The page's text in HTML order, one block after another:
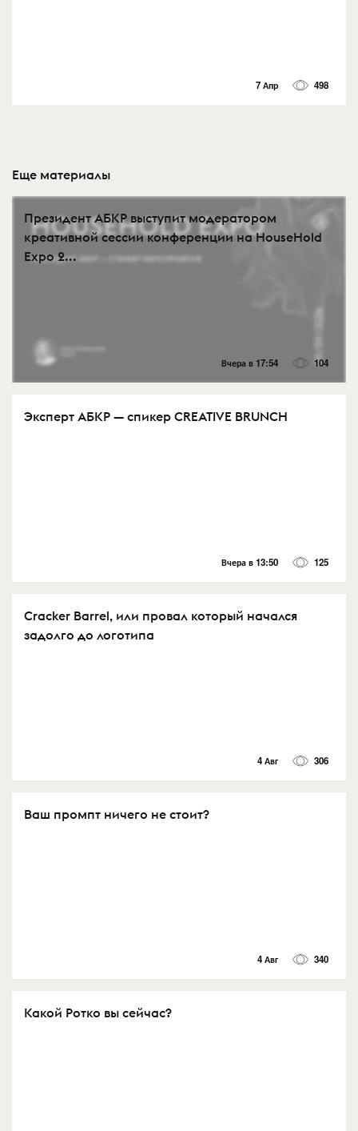
7 Апр 498
Еще материалы
Президент АБКР выступит модератором
креативной сессии конференции на HouseHold
Expo 2...
Вчера в 17:54 104
Эксперт АБКР — спикер CREATIVE BRUNCH
Вчера в 13:50 125
Cracker Barrel, или провал который начался
задолго до логотипа
4 Авг 306
Ваш промпт ничего не стоит?
4 Авг 340
Какой Ротко вы сейчас?